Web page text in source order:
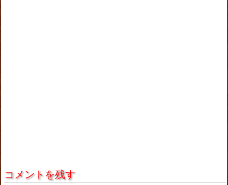
コメントを残す